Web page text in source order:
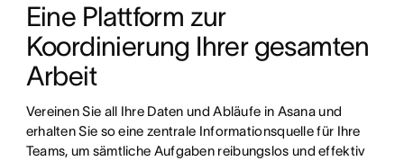
Eine Plattform zur
Koordinierung Ihrer gesamten
Arbeit
Vereinen Sie all Ihre Daten und Abläufe in Asana und
erhalten Sie so eine zentrale Informationsquelle für Ihre
Teams, um sämtliche Aufgaben reibungslos und effektiv